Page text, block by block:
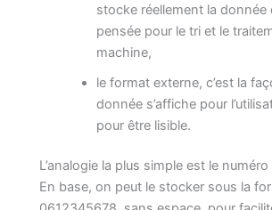
stocke réellement la donnée
pensée pour le tri et le
machine,
le format externe, c’est la
donnée s’affiche pour
pour être lisible.
L’analogie la plus simple est le
En base, on peut le stocker sous la